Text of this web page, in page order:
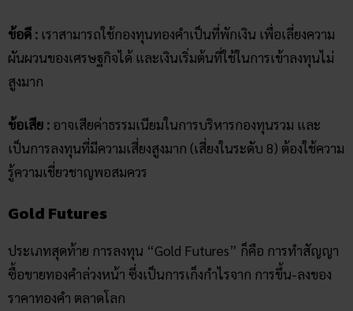
ข้อดี : เราสามารถใช้กองทุนทองคำเป็นที่พักเงิน เพื่อเลี่ยงความ
ผันผวนของเศรษฐกิจได้ และเงินเริ่มต้นที่ใช้ในการเข้าลงทุนไม่
สูงมาก
ข้อเสีย : อาจเสียค่าธรรมเนียมในการบริหารกองทุนรวม และ
เป็นการลงทุนที่มีความเสี่ยงสูงมาก (เสี่ยงในระดับ 8) ต้องใช้ความ
รู้ความเชี่ยวชาญพอสมควร
Gold Futures
ประเภทสุดท้าย การลงทุน “Gold Futures” ก็คือ การทำสัญญา
ซื้อขายทองคำล่วงหน้า ซึ่งเป็นการเก็งกำไรจาก การขึ้น-ลงของ
ราคาทองคำ ตลาดโลก